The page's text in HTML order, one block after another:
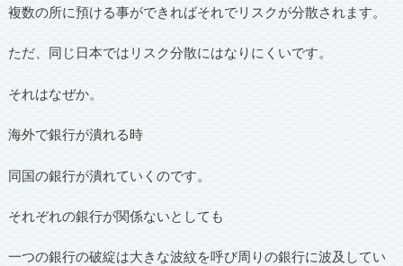
複数の所に預ける事ができればそれでリスクが分散されます。
ただ、同じ日本ではリスク分散にはなりにくいです。
それはなぜか。
海外で銀行が潰れる時
同国の銀行が潰れていくのです。
それぞれの銀行が関係ないとしても
一つの銀行の破綻は大きな波紋を呼び周りの銀行に波及してい